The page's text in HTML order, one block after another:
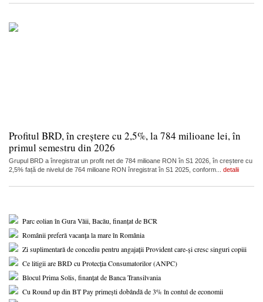
Profitul BRD, în creștere cu 2,5%, la 784 milioane lei, în
primul semestru din 2026
Grupul BRD a înregistrat un profit net de 784 milioane RON în S1 2026, în creștere cu
2,5% față de nivelul de 764 milioane RON înregistrat în S1 2025, conform... detalii
Parc eolian în Gura Văii, Bacău, finanțat de BCR
Românii preferă vacanța la mare în România
Zi suplimentară de concediu pentru angajații Provident care-și cresc singuri copiii
Ce litigii are BRD cu Protecția Consumatorilor (ANPC)
Blocul Prima Solis, finanțat de Banca Transilvania
Cu Round up din BT Pay primești dobândă de 3% în contul de economii